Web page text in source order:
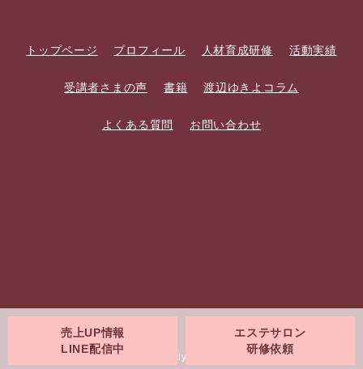
エステサロン
研修依頼
売上UP情報
LINE配信中
トップページ プロフィール 人材育成研修 活動実績
受講者さまの声 書籍 渡辺ゆきよコラム
よくある質問 お問い合わせ
Copyright © 2022 Yukiyo Watanabe All Rights Reserved.